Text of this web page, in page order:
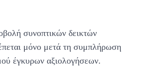
συνοπτικών δεικτών
μόνο μετά τη συμπλήρωση
έγκυρων αξιολογήσεων.